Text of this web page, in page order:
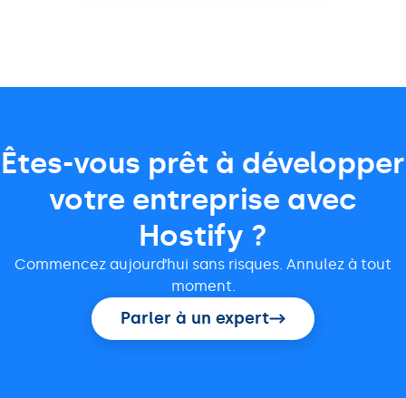
Êtes-vous prêt à développer
votre entreprise avec
Hostify ?
Commencez aujourd’hui sans risques. Annulez à tout
moment.
Parler à un expert